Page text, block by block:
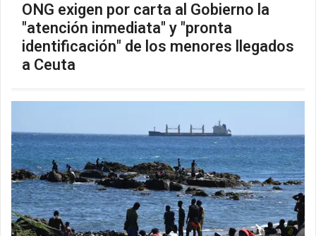
ONG exigen por carta al Gobierno la
"atención inmediata" y "pronta
identificación" de los menores llegados
a Ceuta